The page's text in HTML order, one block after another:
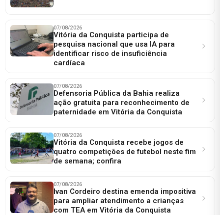
07/08/2026
Vitória da Conquista participa de
pesquisa nacional que usa IA para
identificar risco de insuficiência
cardíaca
07/08/2026
Defensoria Pública da Bahia realiza
ação gratuita para reconhecimento de
paternidade em Vitória da Conquista
07/08/2026
Vitória da Conquista recebe jogos de
quatro competições de futebol neste fim
de semana; confira
07/08/2026
Ivan Cordeiro destina emenda impositiva
para ampliar atendimento a crianças
com TEA em Vitória da Conquista